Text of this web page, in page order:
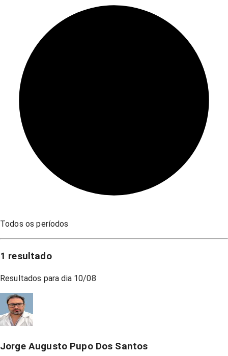
Todos os períodos
1 resultado
Resultados para dia 10/08
Jorge Augusto Pupo Dos Santos